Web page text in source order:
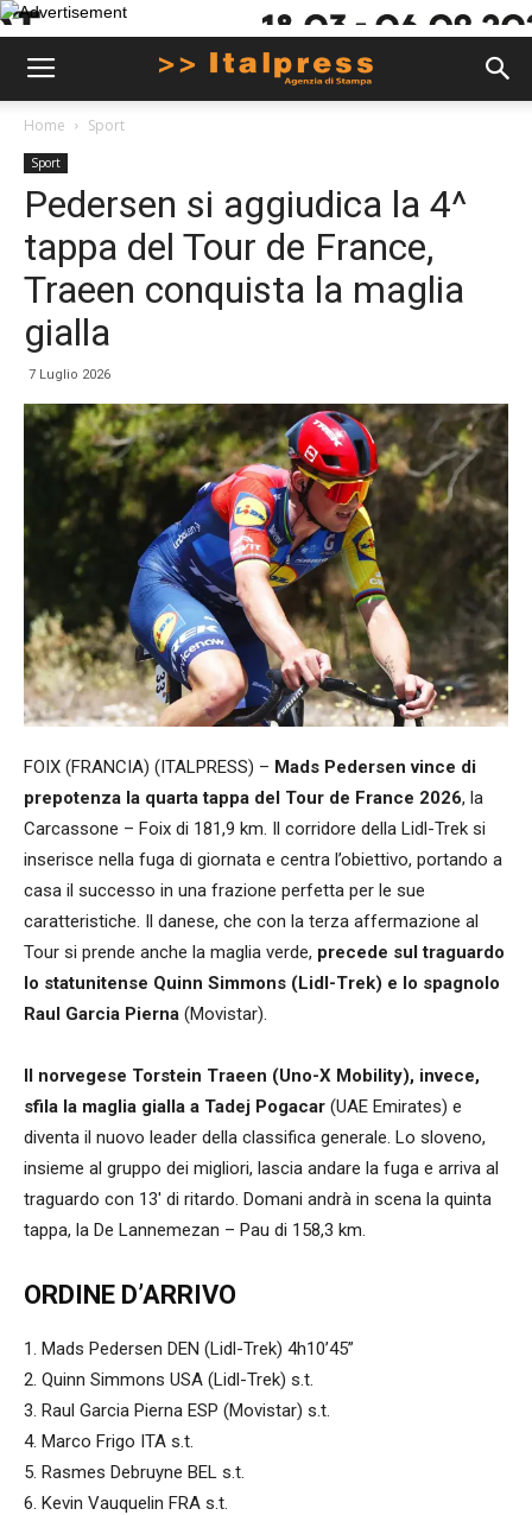
Home Sport
Sport
Pedersen si aggiudica la 4^
tappa del Tour de France,
Traeen conquista la maglia
gialla
7 Luglio 2026
FOIX (FRANCIA) (ITALPRESS) – Mads Pedersen vince di
prepotenza la quarta tappa del Tour de France 2026, la
Carcassone – Foix di 181,9 km. Il corridore della Lidl-Trek si
inserisce nella fuga di giornata e centra l’obiettivo, portando a
casa il successo in una frazione perfetta per le sue
caratteristiche. Il danese, che con la terza affermazione al
Tour si prende anche la maglia verde, precede sul traguardo
lo statunitense Quinn Simmons (Lidl-Trek) e lo spagnolo
Raul Garcia Pierna (Movistar).
Il norvegese Torstein Traeen (Uno-X Mobility), invece,
sfila la maglia gialla a Tadej Pogacar (UAE Emirates) e
diventa il nuovo leader della classifica generale. Lo sloveno,
insieme al gruppo dei migliori, lascia andare la fuga e arriva al
traguardo con 13′ di ritardo. Domani andrà in scena la quinta
tappa, la De Lannemezan – Pau di 158,3 km.
ORDINE D’ARRIVO
1. Mads Pedersen DEN (Lidl-Trek) 4h10’45”
2. Quinn Simmons USA (Lidl-Trek) s.t.
3. Raul Garcia Pierna ESP (Movistar) s.t.
4. Marco Frigo ITA s.t.
5. Rasmes Debruyne BEL s.t.
6. Kevin Vauquelin FRA s.t.